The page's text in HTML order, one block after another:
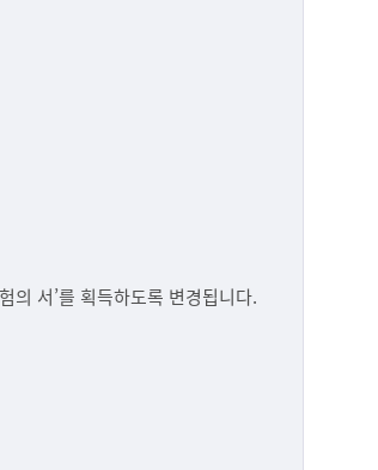
의 서’를 획득하도록 변경됩니다.